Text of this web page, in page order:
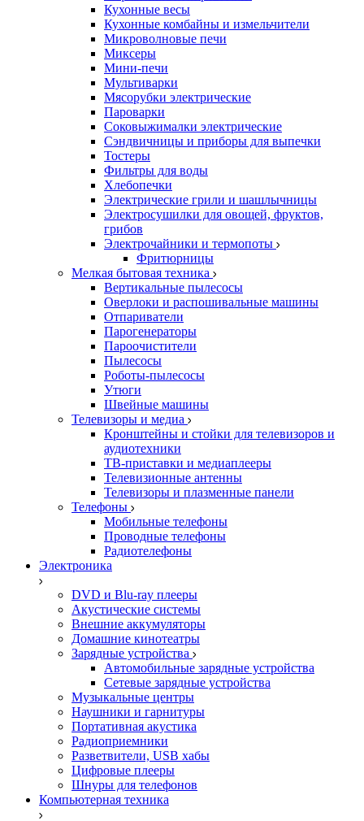
Кухонные весы
Кухонные комбайны и измельчители
Микроволновые печи
Миксеры
Мини-печи
Мультиварки
Мясорубки электрические
Пароварки
Соковыжималки электрические
Сэндвичницы и приборы для выпечки
Тостеры
Фильтры для воды
Хлебопечки
Электрические грили и шашлычницы
Электросушилки для овощей, фруктов,
грибов
Электрочайники и термопоты
Фритюрницы
Мелкая бытовая техника
Вертикальные пылесосы
Оверлоки и распошивальные машины
Отпариватели
Парогенераторы
Пароочистители
Пылесосы
Роботы-пылесосы
Утюги
Швейные машины
Телевизоры и медиа
Кронштейны и стойки для телевизоров и
аудиотехники
ТВ-приставки и медиаплееры
Телевизионные антенны
Телевизоры и плазменные панели
Телефоны
Мобильные телефоны
Проводные телефоны
Радиотелефоны
Электроника
DVD и Blu-ray плееры
Акустические системы
Внешние аккумуляторы
Домашние кинотеатры
Зарядные устройства
Автомобильные зарядные устройства
Сетевые зарядные устройства
Музыкальные центры
Наушники и гарнитуры
Портативная акустика
Радиоприемники
Разветвители, USB хабы
Цифровые плееры
Шнуры для телефонов
Компьютерная техника